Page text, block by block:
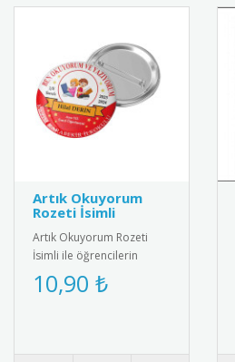
Artık Okuyorum
Rozeti İsimli
Artık Okuyorum Rozeti
İsimli ile öğrencilerin
başarısını kişiselleştirin!
Özel isim baskılı tasarımı..
10,90 ₺